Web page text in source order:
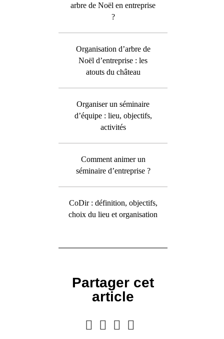
arbre de Noël en entreprise
?
Organisation d’arbre de
Noël d’entreprise : les
atouts du château
Organiser un séminaire
d’équipe : lieu, objectifs,
activités
Comment animer un
séminaire d’entreprise ?
CoDir : définition, objectifs,
choix du lieu et organisation
Partager cet
article